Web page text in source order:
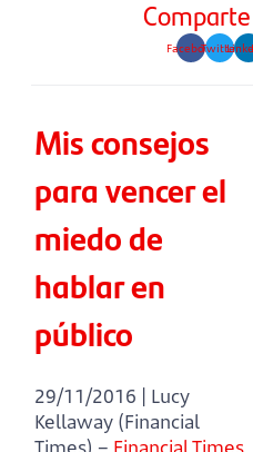
FacebookTwitter
Mis consejos
para vencer el
miedo de
hablar en
público
29/11/2016 | Lucy
Kellaway (Financial